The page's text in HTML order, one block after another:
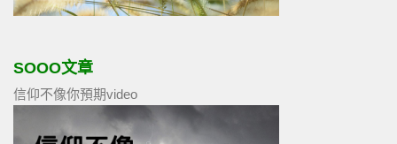
SOOO文章
信仰不像你預期video